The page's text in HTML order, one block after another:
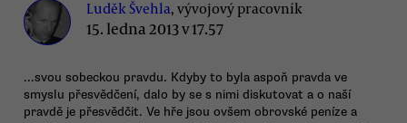
Luděk Švehla, vývojový pracovník
15. ledna 2013 v 17.57
...svou sobeckou pravdu. Kdyby to byla aspoň pravda ve
smyslu přesvědčení, dalo by se s nimi diskutovat a o naší
pravdě je přesvědčit. Ve hře jsou ovšem obrovské peníze a